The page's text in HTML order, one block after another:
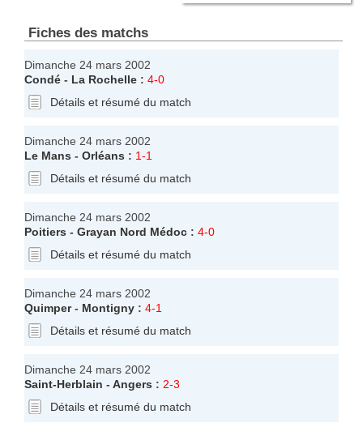
Fiches des matchs
Dimanche 24 mars 2002
Condé - La Rochelle : 4-0
Détails et résumé du match
Dimanche 24 mars 2002
Le Mans - Orléans : 1-1
Détails et résumé du match
Dimanche 24 mars 2002
Poitiers - Grayan Nord Médoc : 4-0
Détails et résumé du match
Dimanche 24 mars 2002
Quimper- Montigny : 4-1
Détails et résumé du match
Dimanche 24 mars 2002
Saint-Herblain - Angers : 2-3
Détails et résumé du match